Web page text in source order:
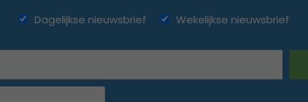
Dagelijkse nieuwsbrief Wekelijkse nieuwsbrief